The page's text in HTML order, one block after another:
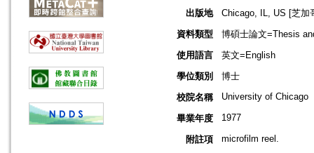
出版地
Chicago, IL, US [芝加
資料類型
博碩士論文=Thesis
使用語言
英文=English
學位類別
博士
校院名稱
University of Chicago
畢業年度 1977
附註項 microfilm reel.